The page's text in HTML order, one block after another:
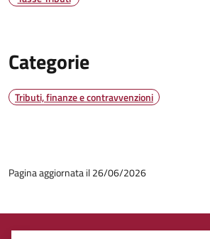
Categorie
Tributi, finanze e contravvenzioni
Pagina aggiornata il 26/06/2026